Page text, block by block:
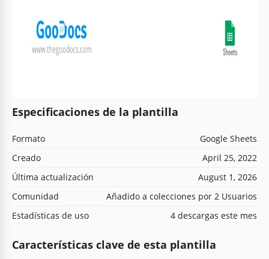
Especificaciones de la plantilla
Formato
Google Sheets
Creado
April 25, 2022
Última actualización
August 1, 2026
Comunidad
Añadido a colecciones por 2 Usuarios
Estadísticas de uso
4 descargas este mes
Características clave de esta plantilla